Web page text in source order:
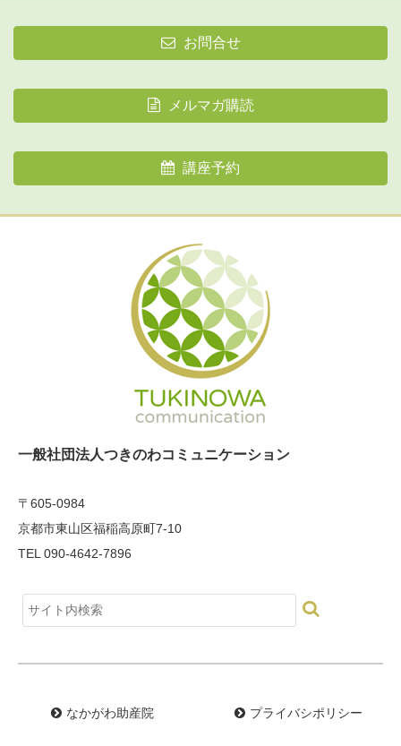
お問合せ
メルマガ購読
講座予約
一般社団法人つきのわコミュニケーション
〒605-0984
京都市東山区福稲高原町7-10
TEL 090-4642-7896
なかがわ助産院 プライバシポリシー